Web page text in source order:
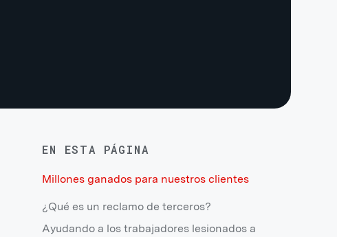
EN ESTA PÁGINA
Millones ganados para nuestros clientes
¿Qué es un reclamo de terceros?
Ayudando a los trabajadores lesionados a